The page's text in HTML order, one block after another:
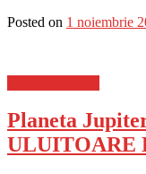
Posted on 1 noiembrie
Planeta
ULUITOARE